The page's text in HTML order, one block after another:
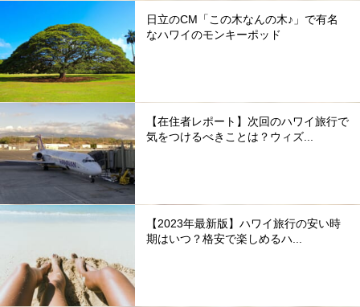
日立のCM「この木なんの木♪」で有名
なハワイのモンキーポッド
【在住者レポート】次回のハワイ旅行で
気をつけるべきことは？ウィズ...
【2023年最新版】ハワイ旅行の安い時
期はいつ？格安で楽しめるハ...